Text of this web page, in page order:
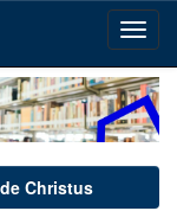
Christus